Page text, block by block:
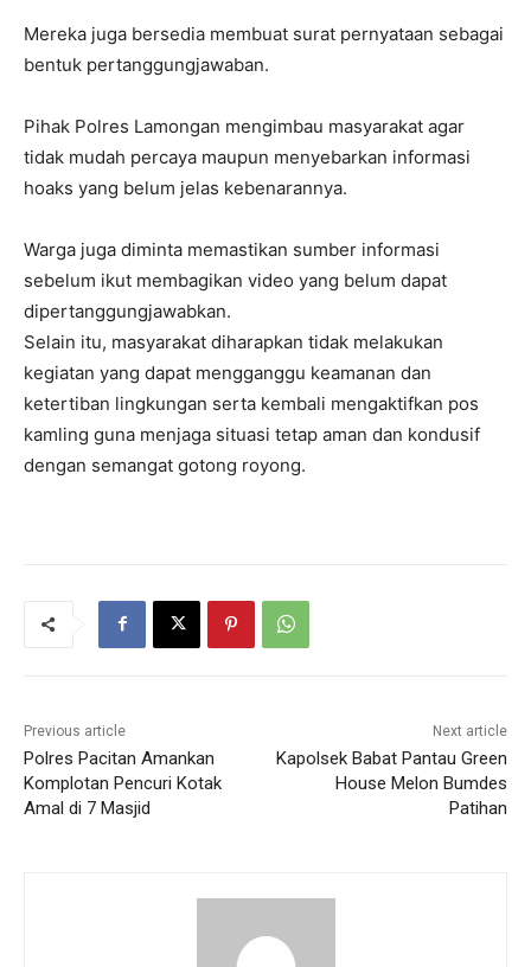
Mereka juga bersedia membuat surat pernyataan sebagai
bentuk pertanggungjawaban.
Pihak Polres Lamongan mengimbau masyarakat agar
tidak mudah percaya maupun menyebarkan informasi
hoaks yang belum jelas kebenarannya.
Warga juga diminta memastikan sumber informasi
sebelum ikut membagikan video yang belum dapat
dipertanggungjawabkan.
Selain itu, masyarakat diharapkan tidak melakukan
kegiatan yang dapat mengganggu keamanan dan
ketertiban lingkungan serta kembali mengaktifkan pos
kamling guna menjaga situasi tetap aman dan kondusif
dengan semangat gotong royong.
Previous article
Polres Pacitan Amankan
Komplotan Pencuri Kotak
Amal di 7 Masjid
Next article
Kapolsek Babat Pantau Green
House Melon Bumdes
Patihan